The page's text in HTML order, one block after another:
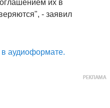
их в
- заявил
аудиоформате.